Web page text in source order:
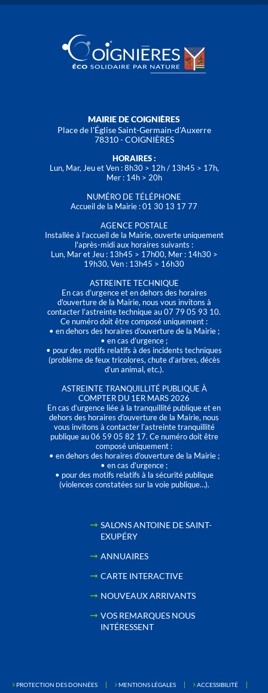
MAIRIE DE COIGNIÈRES
Place de l'Église Saint-Germain-d'Auxerre
78310 - COIGNIÈRES
HORAIRES :
Lun, Mar, Jeu et Ven : 8h30 > 12h / 13h45 > 17h,
Mer : 14h > 20h
NUMÉRO DE TÉLÉPHONE
Accueil de la Mairie : 01 30 13 17 77
AGENCE POSTALE
Installée à l’accueil de la Mairie, ouverte uniquement
l'après-midi aux horaires suivants :
Lun, Mar et Jeu : 13h45 > 17h00, Mer : 14h30 >
19h30, Ven : 13h45 > 16h30
ASTREINTE TECHNIQUE
En cas d’urgence et en dehors des horaires
d'ouverture de la Mairie, nous vous invitons à
contacter l’astreinte technique au 07 79 05 93 10.
Ce numéro doit être composé uniquement :
• en dehors des horaires d’ouverture de la Mairie ;
• en cas d’urgence ;
• pour des motifs relatifs à des incidents techniques
(problème de feux tricolores, chute d’arbres, décès
d’un animal, etc.).
ASTREINTE TRANQUILLITÉ PUBLIQUE À
COMPTER DU 1ER MARS 2026
En cas d’urgence liée à la tranquillité publique et en
dehors des horaires d'ouverture de la Mairie, nous
vous invitons à contacter l’astreinte tranquillité
publique au 06 59 05 82 17. Ce numéro doit être
composé uniquement :
• en dehors des horaires d’ouverture de la Mairie ;
• en cas d’urgence ;
• pour des motifs relatifs à la sécurité publique
(violences constatées sur la voie publique…).
SALONS ANTOINE DE SAINT-
EXUPÉRY
ANNUAIRES
CARTE INTERACTIVE
NOUVEAUX ARRIVANTS
VOS REMARQUES NOUS
INTÉRESSENT
PROTECTION DES DONNÉES MENTIONS LÉGALES ACCESSIBILITÉ